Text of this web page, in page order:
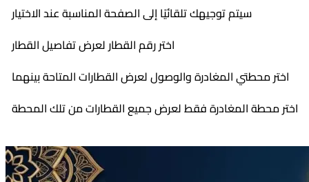
سيتم توجيهك تلقائيًا إلى الصفحة المناسبة عند الاختيار
اختر رقم القطار لعرض تفاصيل القطار
اختر محطتي المغادرة والوصول لعرض القطارات المتاحة بينهما
اختر محطة المغادرة فقط لعرض جميع القطارات من تلك المحطة